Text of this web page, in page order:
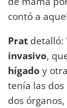
contó a
Prat detalló:
invasivo,
hígado y
tenía las
dos